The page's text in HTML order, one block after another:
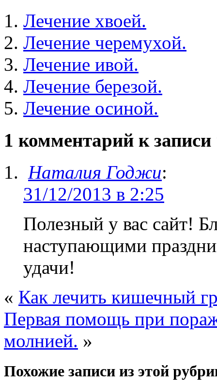
Лечение хвоей.
Лечение черемухой.
Лечение ивой.
Лечение березой.
Лечение осиной.
1 комментарий к записи
Наталия Годжи:
31/12/2013 в 2:25
Полезный у вас сайт!
наступающими
удачи!
« Как лечить кишечный
Первая помощь при
молнией. »
Похожие записи из этой